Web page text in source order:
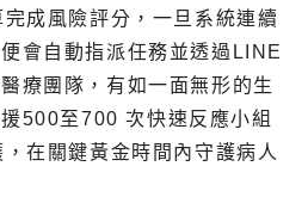
成風險評分，一旦系統連續
會自動指派任務並透過LINE
療團隊，有如一面無形的生
500至700 次快速反應小組
在關鍵黃金時間內守護病人